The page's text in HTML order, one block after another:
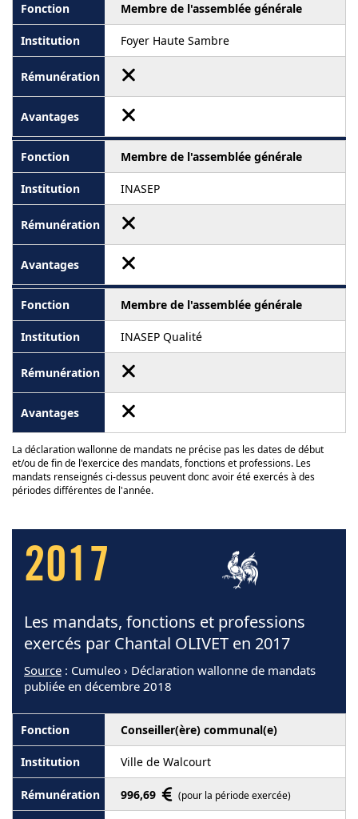
Membre de l'assemblée générale
Foyer Haute Sambre
Membre de l'assemblée générale
INASEP
Membre de l'assemblée générale
INASEP Qualité
La déclaration wallonne de mandats ne précise pas les dates de début
et/ou de fin de l'exercice des mandats, fonctions et professions. Les
mandats renseignés ci-dessus peuvent donc avoir été exercés à des
périodes différentes de l'année.
2017
Les mandats, fonctions et professions
exercés par Chantal OLIVET en 2017
Source : Cumuleo › Déclaration wallonne de mandats
publiée en décembre 2018
Conseiller(ère) communal(e)
Ville de Walcourt
996,69 (pour la période exercée)